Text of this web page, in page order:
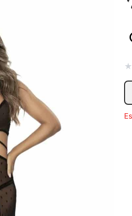
★